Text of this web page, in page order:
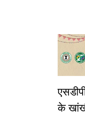
के